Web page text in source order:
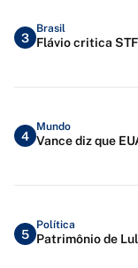
3
Brasil
Flávio critica
4
Mundo
Vance diz que
5
Política
Patrimônio de